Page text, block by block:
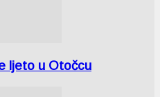
ljeto u Otočcu